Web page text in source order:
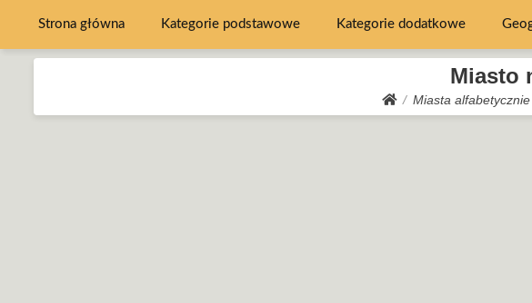
Strona główna Kategorie podstawowe Kategorie dodatkowe
Miasto
Miasta